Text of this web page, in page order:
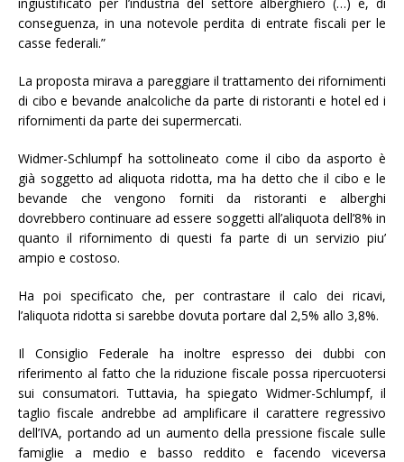
conseguenza, in una notevole perdita di entrate fiscali per le
casse federali.”
La proposta mirava a pareggiare il trattamento dei rifornimenti
di cibo e bevande analcoliche da parte di ristoranti e hotel ed i
rifornimenti da parte dei supermercati.
Widmer-Schlumpf ha sottolineato come il cibo da asporto è
già soggetto ad aliquota ridotta, ma ha detto che il cibo e le
bevande che vengono forniti da ristoranti e alberghi
dovrebbero continuare ad essere soggetti all’aliquota dell’8% in
quanto il rifornimento di questi fa parte di un servizio piu’
ampio e costoso.
Ha poi specificato che, per contrastare il calo dei ricavi,
l’aliquota ridotta si sarebbe dovuta portare dal 2,5% allo 3,8%.
Il Consiglio Federale ha inoltre espresso dei dubbi con
riferimento al fatto che la riduzione fiscale possa ripercuotersi
sui consumatori. Tuttavia, ha spiegato Widmer-Schlumpf, il
taglio fiscale andrebbe ad amplificare il carattere regressivo
dell’IVA, portando ad un aumento della pressione fiscale sulle
famiglie a medio e basso reddito e facendo viceversa